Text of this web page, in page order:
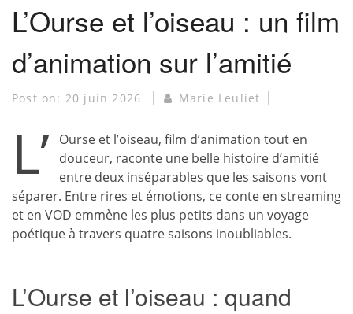
L’Ourse et l’oiseau : un film
d’animation sur l’amitié
Post on: 20 juin 2026 Marie Leuliet
L’
Ourse et l’oiseau, film d’animation tout en
douceur, raconte une belle histoire d’amitié
entre deux inséparables que les saisons vont
séparer. Entre rires et émotions, ce conte en streaming
et en VOD emmène les plus petits dans un voyage
poétique à travers quatre saisons inoubliables.
L’Ourse et l’oiseau : quand